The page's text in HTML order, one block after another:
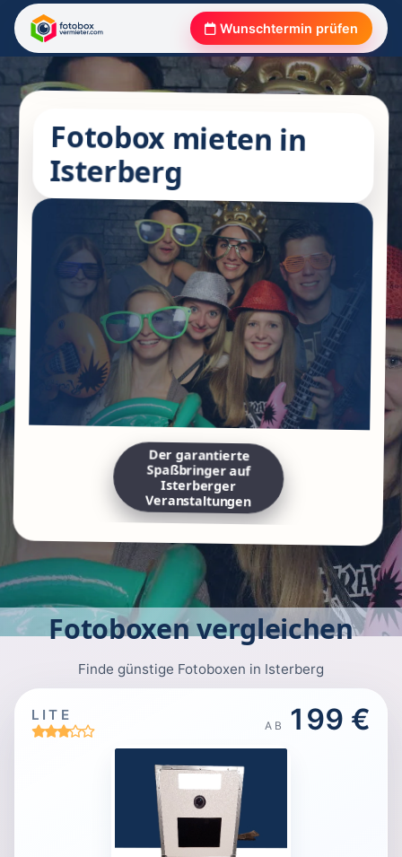
Wunschtermin prüfen
Fotobox mieten in
Isterberg
Der garantierte
Spaßbringer auf
Isterberger
Veranstaltungen
Fotoboxen vergleichen
Finde günstige Fotoboxen in Isterberg
LITE
AB 199 €